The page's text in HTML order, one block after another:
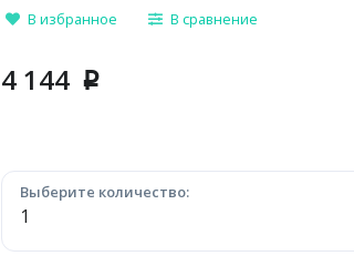
В избранное В сравнение
4 144 p
Выберите количество: